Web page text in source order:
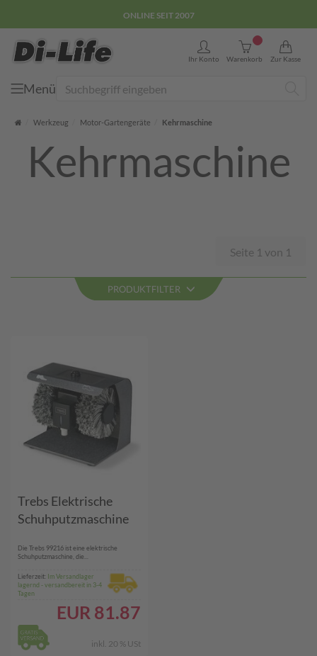
ONLINE SEIT 2007
Ihr Konto Warenkorb
0
Zur Kasse
Menü
Startseite
Werkzeug Motor-Gartengeräte Kehrmaschine
Kehrmaschine
Seite 1 von 1
PRODUKTFILTER
Trebs Elektrische
Schuhputzmaschine
Die Trebs 99216 ist eine elektrische
Schuhputzmaschine, die...
Lieferzeit: Im Versandlager
lagernd - versandbereit in 3-4
Tagen
EUR 81.87
inkl. 20 % USt